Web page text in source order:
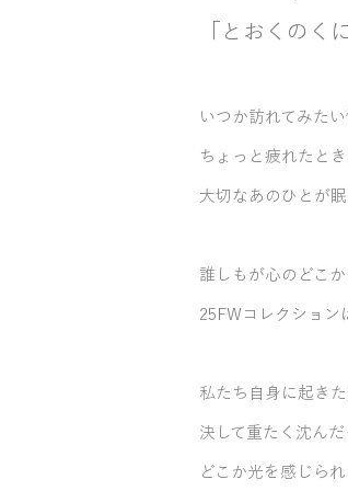
「とおくのくに
いつか訪れてみた
ちょっと疲れたと
大切なあのひとが
誰しもが心のどこ
25FWコレクション
私たち自身に起き
決して重たく沈ん
どこか光を感じら